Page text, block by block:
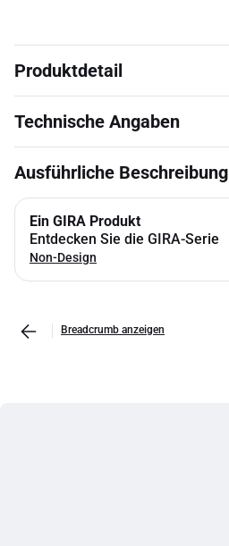
Produktdetail
Technische Angaben
Ausführliche Beschreibung
Ein GIRA Produkt
Entdecken Sie die GIRA-Serie
Non-Design
Breadcrumb anzeigen